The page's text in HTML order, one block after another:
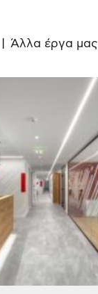
| Άλλα έργα μας